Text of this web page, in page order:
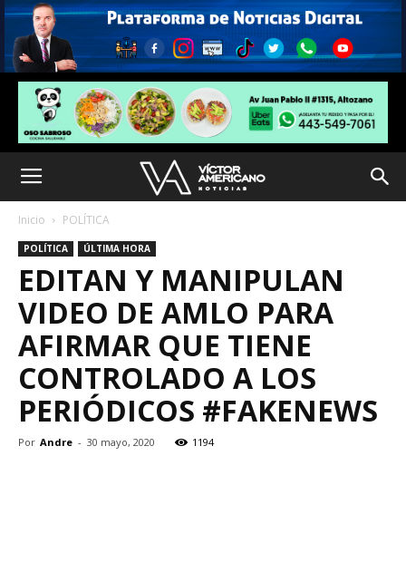
Inicio POLÍTICA
POLÍTICA ÚLTIMA HORA
EDITAN Y MANIPULAN
VIDEO DE AMLO PARA
AFIRMAR QUE TIENE
CONTROLADO A LOS
PERIÓDICOS #FAKENEWS
Por Andre - 30 mayo, 2020 1194